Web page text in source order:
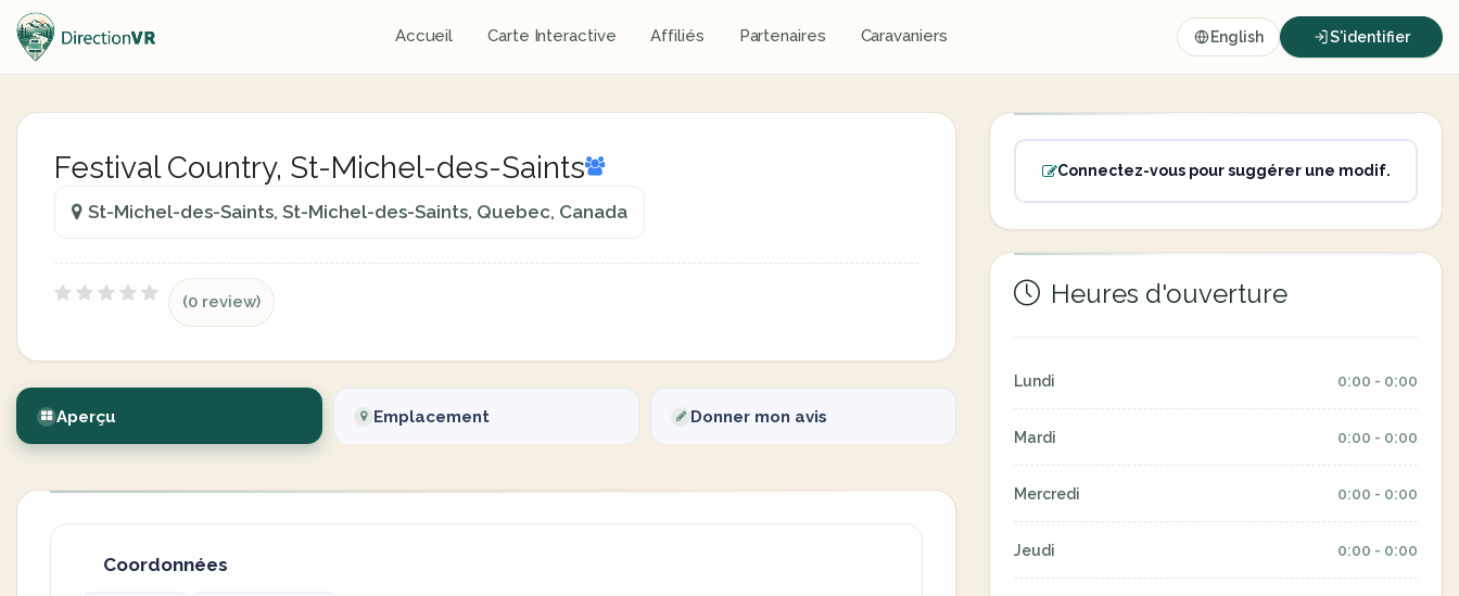
Accueil Carte Interactive Affiliés Partenaires Caravaniers English S'identifier
Festival Country, St-Michel-des-Saints
St-Michel-des-Saints, St-Michel-des-Saints, Quebec, Canada
(0 review)
Aperçu Emplacement Donner mon avis
Coordonnées
Connectez-vous pour suggérer une modif.
Heures d'ouverture
Lundi 0:00 - 0:00
Mardi 0:00 - 0:00
Mercredi 0:00 - 0:00
Jeudi 0:00 - 0:00